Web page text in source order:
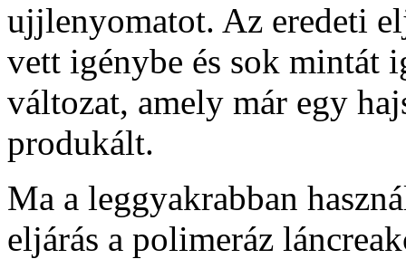
ujjlenyomatot. Az eredeti
vett igénybe és sok mintát
változat, amely már egy
produkált.
Ma a leggyakrabban
eljárás a polimeráz